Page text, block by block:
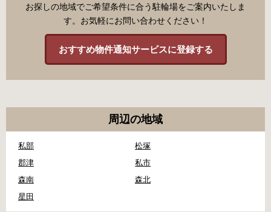
お探しの地域でご希望条件に合う駐輪場をご案内いたしま
す。お気軽にお問い合わせください！
おすすめ物件通知サービスに登録する
周辺の地域
私部
松塚
郡津
私市
森南
森北
星田